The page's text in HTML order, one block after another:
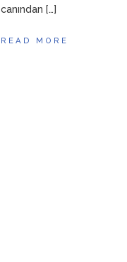
canından […]
READ MORE